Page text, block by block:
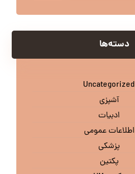
دسته‌ها
Uncategorized
آشپزی
ادبیات
اطلاعات عمومی
پزشکی
پکتین